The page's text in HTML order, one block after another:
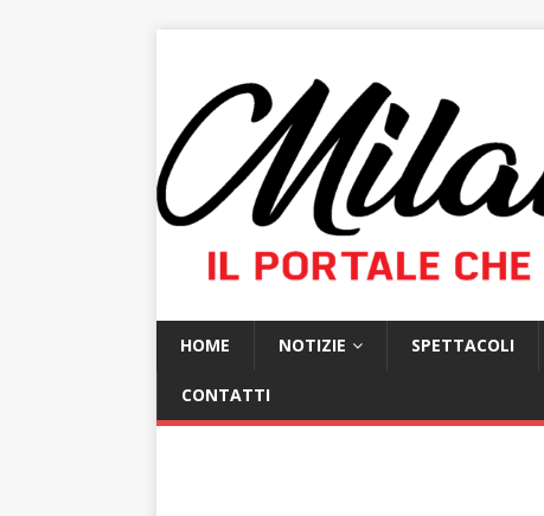
HOME NOTIZIE SPETTACOLI
CONTATTI